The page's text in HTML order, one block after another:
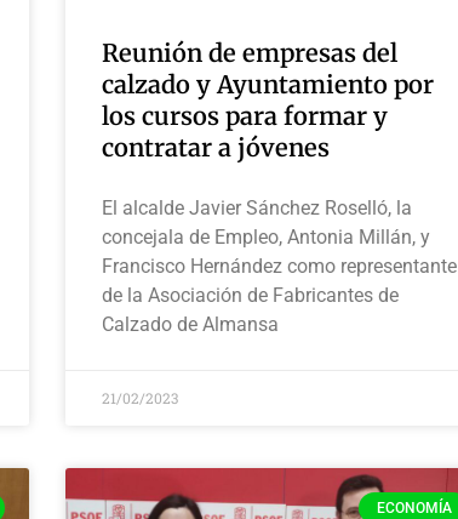
Reunión de empresas del
calzado y Ayuntamiento por
los cursos para formar y
contratar a jóvenes
El alcalde Javier Sánchez Roselló, la
concejala de Empleo, Antonia Millán, y
Francisco Hernández como representante
de la Asociación de Fabricantes de
Calzado de Almansa
21/02/2023
ECONOMÍA